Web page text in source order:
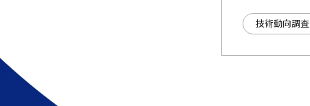
技術動向調査